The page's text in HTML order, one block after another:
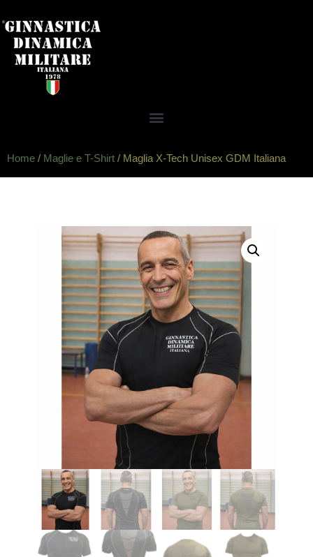
Home / Maglie e T-Shirt / Maglia X-Tech Unisex GDM Italiana